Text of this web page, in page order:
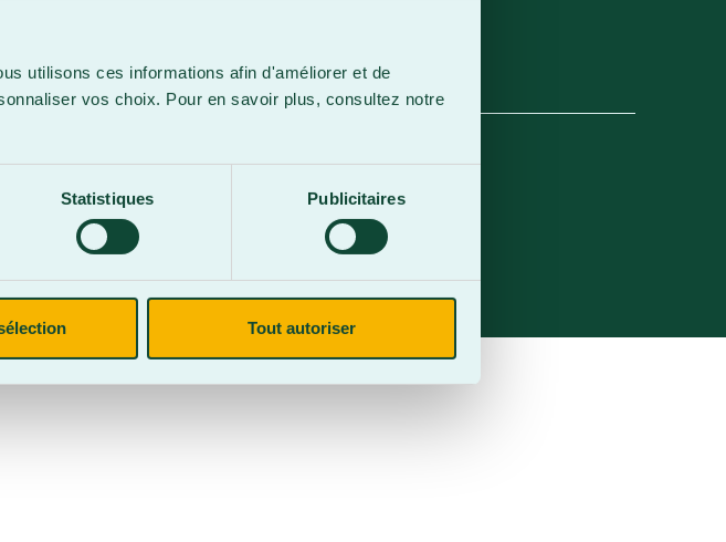
utilisons ces informations afin d'améliorer et de
vos choix. Pour en savoir plus, consultez notre
Statistiques Publicitaires
Tout autoriser
HubSpot